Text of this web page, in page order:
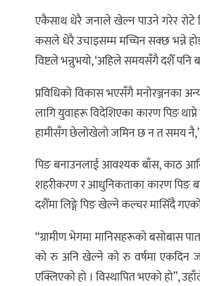
एकैसाथ धेरै जनाले खेल्न पाउने गरेर रोटे
कसले धेरै उचाइसम्म मच्चिन सक्छ भन्ने
विष्टले भन्नुभयो, ‘अहिले समयसँगै दशैँ पनि
प्रविधिको विकास भएसँगै मनोरञ्जनका
लागि युवाहरू विदेशिएका कारण पिङ
हामीसँग छेलोखेलो जमिन छ न त समय नै,’
पिङ बनाउनलाई आवश्यक बाँस, काठ आदि
शहरीकरण र आधुनिकताका कारण पिङ
दशैँमा लिङ्गे पिङ खेल्ने कल्चर मासिँदै
“ग्रामीण भेगमा मानिसहरूको बसोबास
को रु अनि खेल्ने को रु वर्षमा एकदिन
एक्लिएको हो । विस्थापित भएको हो”,